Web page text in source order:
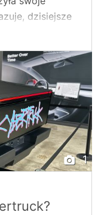
dzisiejsze
1